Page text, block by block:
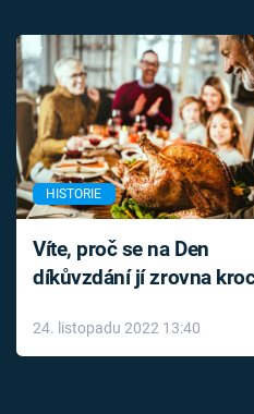
HISTORIE
Víte, proč se na Den
díkůvzdání jí zrovna
24. listopadu 2022 13:40